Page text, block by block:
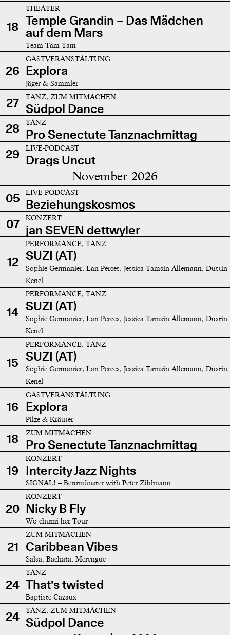
18
THEATER
Temple Grandin – Das Mädchen
auf dem Mars
Team Tam Tam
26
GASTVERANSTALTUNG
Explora
Jäger & Sammler
27 TANZ, ZUM MITMACHEN
Südpol Dance
28
TANZ
Pro Senectute Tanznachmittag
29
LIVE-PODCAST
Drags Uncut
November 2026
05 LIVE-PODCAST
Beziehungskosmos
07
KONZERT
jan SEVEN dettwyler
12
PERFORMANCE, TANZ
SUZI (AT)
Sophie Germanier, Lan Perces, Jessica Tamsin Allemann, Dustin
Kenel
14
PERFORMANCE, TANZ
SUZI (AT)
Sophie Germanier, Lan Perces, Jessica Tamsin Allemann, Dustin
Kenel
15
PERFORMANCE, TANZ
SUZI (AT)
Sophie Germanier, Lan Perces, Jessica Tamsin Allemann, Dustin
Kenel
16
GASTVERANSTALTUNG
Explora
Pilze & Kräuter
18 ZUM MITMACHEN
Pro Senectute Tanznachmittag
19
KONZERT
Intercity Jazz Nights
SIGNAL! – Beromünster with Peter Zihlmann
20
KONZERT
Nicky B Fly
Wo chumi her Tour
21
ZUM MITMACHEN
Caribbean Vibes
Salsa, Bachata, Merengue
24
TANZ
That's twisted
Baptiste Cazaux
24 TANZ, ZUM MITMACHEN
Südpol Dance